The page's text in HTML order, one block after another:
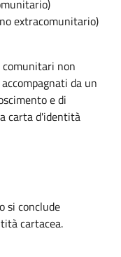
extracomunitario)
non
da un
e di
carta d'identità
si conclude
cartacea.